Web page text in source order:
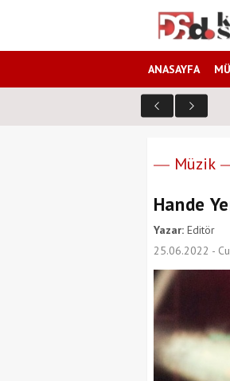
ANASAYFA
Müzik
Hande
Yazar:Editör
25.06.2022 -